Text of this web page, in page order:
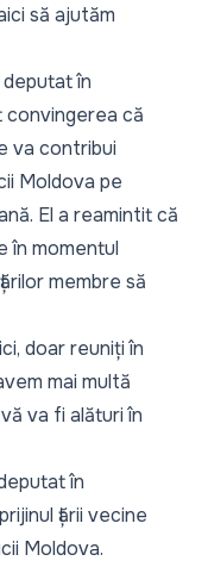
să ajutăm
în
convingerea că
va contribui
Moldova pe
El a reamintit că
în momentul
membre să
doar reuniți în
mai multă
va fi alături în
în
țării vecine
Moldova.